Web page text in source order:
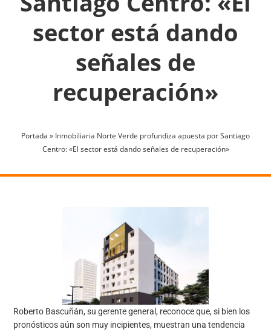
sector está dando
señales de
recuperación»
Portada » Inmobiliaria Norte Verde profundiza apuesta por Santiago
Centro: «El sector está dando señales de recuperación»
Roberto Bascuñán, su gerente general, reconoce que, si bien los
pronósticos aún son muy incipientes, muestran una tendencia